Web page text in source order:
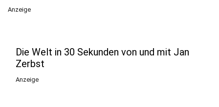
Anzeige
Die Welt in 30 Sekunden von und mit Jan
Zerbst
Anzeige